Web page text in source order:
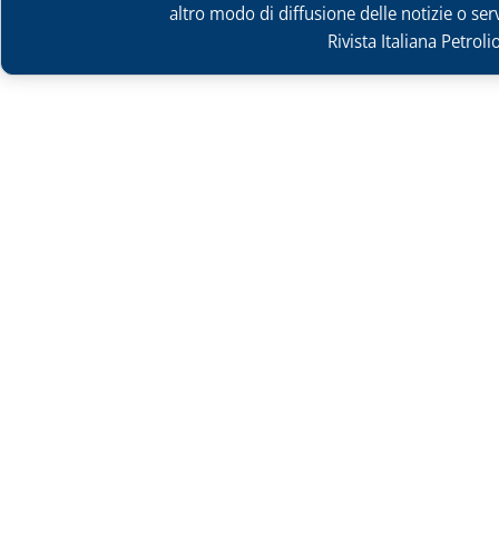
altro modo di diffusione delle notizie o
Rivista Italiana